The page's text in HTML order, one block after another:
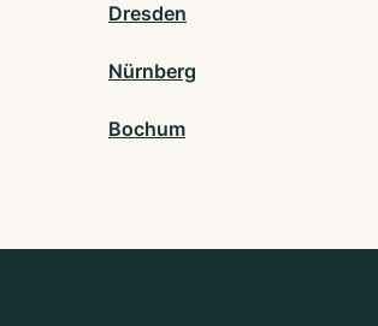
Dresden
Nürnberg
Bochum